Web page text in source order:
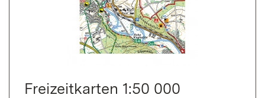
Frei­zeit­karten 1:50 000